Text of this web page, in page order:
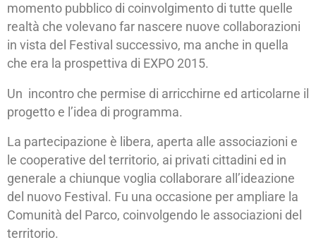
momento pubblico di coinvolgimento di tutte quelle
realtà che volevano far nascere nuove collaborazioni
in vista del Festival successivo, ma anche in quella
che era la prospettiva di EXPO 2015.
Un incontro che permise di arricchirne ed articolarne il
progetto e l’idea di programma.
La partecipazione è libera, aperta alle associazioni e
le cooperative del territorio, ai privati cittadini ed in
generale a chiunque voglia collaborare all’ideazione
del nuovo Festival. Fu una occasione per ampliare la
Comunità del Parco, coinvolgendo le associazioni del
territorio.